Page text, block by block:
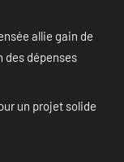
allie gain de
des dépenses
un projet solide